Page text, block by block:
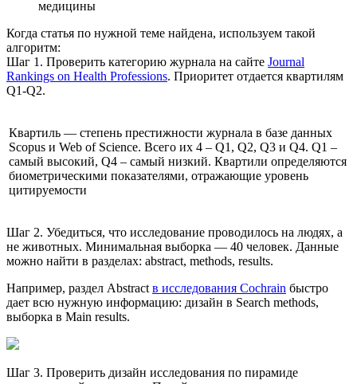
медицины
Когда статья по нужной теме найдена, используем такой
алгоритм:
Шаг 1. Проверить категорию журнала на сайте Journal
Rankings on Health Professions. Приоритет отдается квартилям
Q1-Q2.
Квартиль — степень престижности журнала в базе данных
Scopus и Web of Science. Всего их 4 – Q1, Q2, Q3 и Q4. Q1 –
самый высокий, Q4 – самый низкий. Квартили определяются
биометрическими показателями, отражающие уровень
цитируемости
Шаг 2. Убедиться, что исследование проводилось на людях, а
не животных. Минимальная выборка — 40 человек. Данные
можно найти в разделах: abstract, methods, results.
Например, раздел Abstract в исследования Cochrain быстро
дает всю нужную информацию: дизайн в Search methods,
выборка в Main results.
Шаг 3. Проверить дизайн исследования по пирамиде